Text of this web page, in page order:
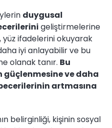
duygusal
geliştirmelerine
yüz ifadelerini okuyarak
iyi anlayabilir ve bu
olanak tanır. Bu
ve daha
artmasına
belirginliği, kişinin sosyal